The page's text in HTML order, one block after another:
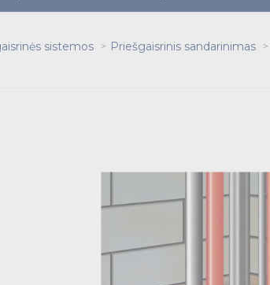
sistemos
Priešgaisrinis sandarinimas